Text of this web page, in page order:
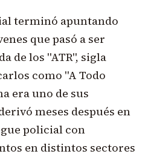
terminó apuntando
que pasó a ser
de los "ATR", sigla
como "A Todo
era uno de sus
meses después en
policial con
en distintos sectores